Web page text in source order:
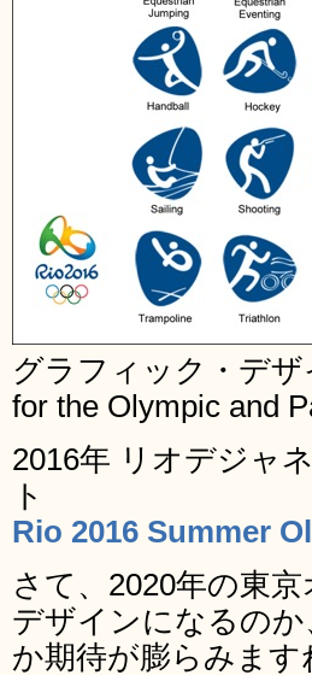
グラフィック・デザ
for the Olympic and
2016年 リオデジャ
ト
Rio 2016 Summer
さて、2020年の東
デザインになるの
か期待が膨らみます